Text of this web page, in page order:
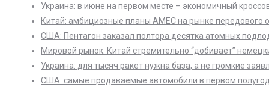
Украина: в июне на первом месте – экономичный
Китай: амбициозные планы AMEC на рынке передового
США: Пентагон заказал полтора десятка атомных
Мировой рынок: Китай стремительно “добивает”
Украина: для тысяч ракет нужна база, а не громкие
США: самые продаваемые автомобили в первом